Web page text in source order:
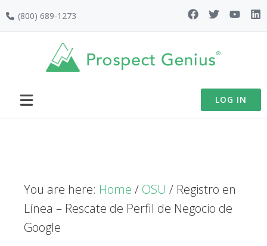
Skip
navigation
Skip
Skip(800) 689-1273
LOG IN
You are here: Home / OSU / Registro en
Línea – Rescate de Perfil de Negocio de
Google